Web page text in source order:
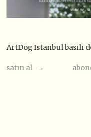
ArtDog Istanbul basılı
satın al →